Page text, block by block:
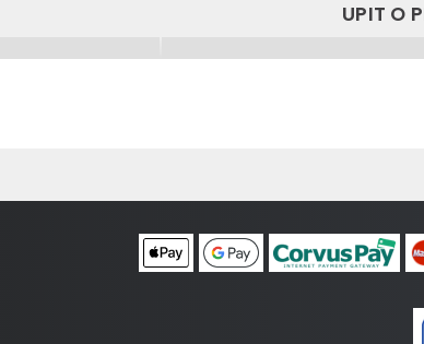
UPIT O